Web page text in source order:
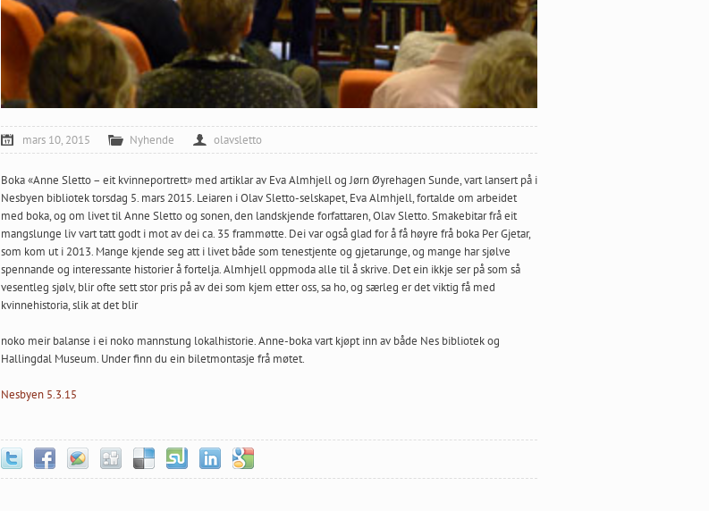
mars 10, 2015 Nyhende olavsletto
Boka «Anne Sletto – eit kvinneportrett» med artiklar av Eva Almhjell og Jørn Øyrehagen Sunde, vart lansert på i
Nesbyen bibliotek torsdag 5. mars 2015. Leiaren i Olav Sletto-selskapet, Eva Almhjell, fortalde om arbeidet
med boka, og om livet til Anne Sletto og sonen, den landskjende forfattaren, Olav Sletto. Smakebitar frå eit
mangslunge liv vart tatt godt i mot av dei ca. 35 frammøtte. Dei var også glad for å få høyre frå boka Per Gjetar,
som kom ut i 2013. Mange kjende seg att i livet både som tenestjente og gjetarunge, og mange har sjølve
spennande og interessante historier å fortelja. Almhjell oppmoda alle til å skrive. Det ein ikkje ser på som så
vesentleg sjølv, blir ofte sett stor pris på av dei som kjem etter oss, sa ho, og særleg er det viktig få med
kvinnehistoria, slik at det blir
noko meir balanse i ei noko mannstung lokalhistorie. Anne-boka vart kjøpt inn av både Nes bibliotek og
Hallingdal Museum. Under finn du ein biletmontasje frå møtet.
Nesbyen 5.3.15